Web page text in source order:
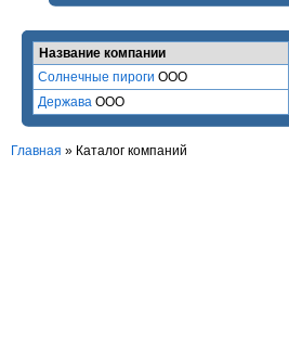
Название компании
Солнечные пироги ООО
Держава ООО
Главная » Каталог компаний